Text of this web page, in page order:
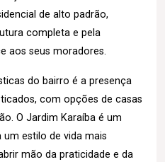
de alto padrão,
completa e pela
aos seus moradores.
do bairro é a presença
com opções de casas
O Jardim Karaíba é um
um estilo de vida mais
mão da praticidade e da